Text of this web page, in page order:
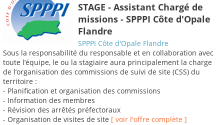
STAGE - Assistant Chargé de
missions - SPPPI Côte d'Opale
Flandre
SPPPI Côte d'Opale Flandre
Sous la responsabilité du responsable et en collaboration avec
toute l’équipe, le ou la stagiaire aura principalement la charge
de l’organisation des commissions de suivi de site (CSS) du
territoire :
- Planification et organisation des commissions
- Information des membres
- Révision des arrêtés préfectoraux
- Organisation de visites de site [ voir l'offre complète ]